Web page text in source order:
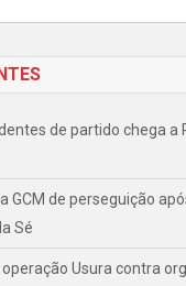
de partido chega a
GCM de perseguição
Sé
Usura contra